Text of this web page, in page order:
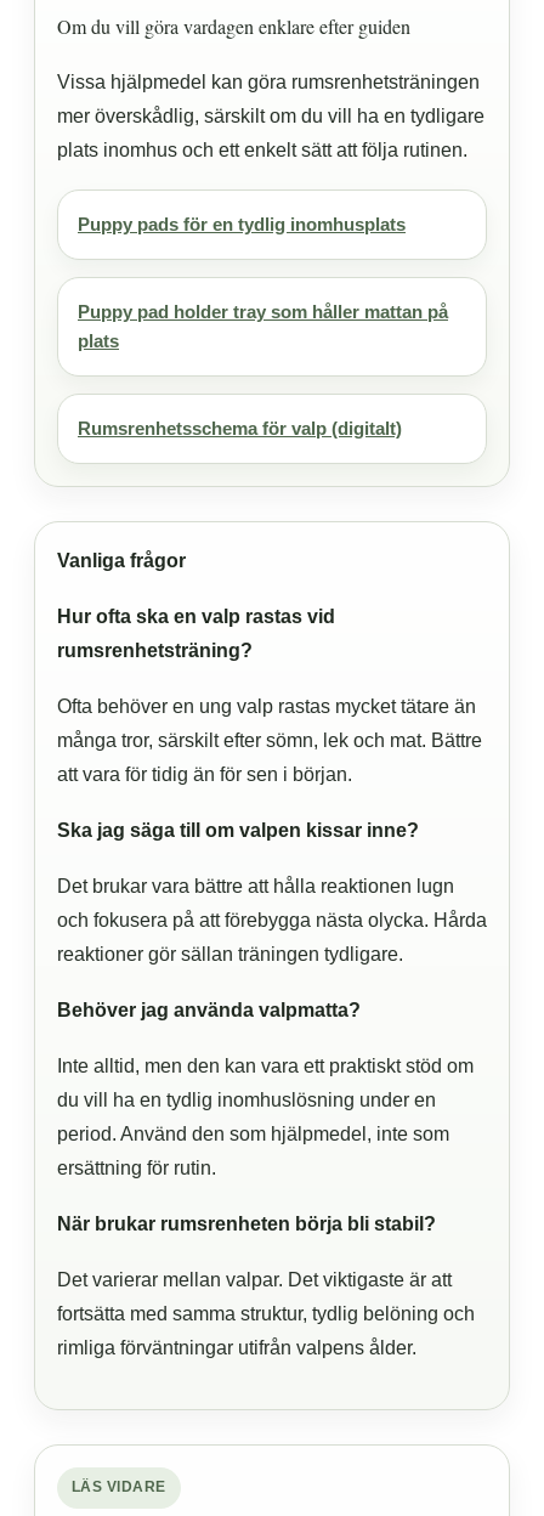
Om du vill göra vardagen enklare efter guiden
Vissa hjälpmedel kan göra rumsrenhetsträningen
mer överskådlig, särskilt om du vill ha en tydligare
plats inomhus och ett enkelt sätt att följa rutinen.
Puppy pads för en tydlig inomhusplats
Puppy pad holder tray som håller mattan på
plats
Rumsrenhetsschema för valp (digitalt)
Vanliga frågor
Hur ofta ska en valp rastas vid
rumsrenhetsträning?
Ofta behöver en ung valp rastas mycket tätare än
många tror, särskilt efter sömn, lek och mat. Bättre
att vara för tidig än för sen i början.
Ska jag säga till om valpen kissar inne?
Det brukar vara bättre att hålla reaktionen lugn
och fokusera på att förebygga nästa olycka. Hårda
reaktioner gör sällan träningen tydligare.
Behöver jag använda valpmatta?
Inte alltid, men den kan vara ett praktiskt stöd om
du vill ha en tydlig inomhuslösning under en
period. Använd den som hjälpmedel, inte som
ersättning för rutin.
När brukar rumsrenheten börja bli stabil?
Det varierar mellan valpar. Det viktigaste är att
fortsätta med samma struktur, tydlig belöning och
rimliga förväntningar utifrån valpens ålder.
LÄS VIDARE